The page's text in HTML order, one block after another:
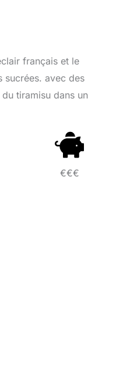
français et le
sucrées. avec des
tiramisu dans un
€€€